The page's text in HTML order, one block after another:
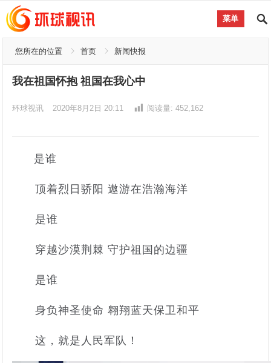
菜单
您所在的位置 首页 新闻快报
我在祖国怀抱 祖国在我心中
环球视讯 2020年8月2日 20:11 阅读量: 452,162
是谁
顶着烈日骄阳 遨游在浩瀚海洋
是谁
穿越沙漠荆棘 守护祖国的边疆
是谁
身负神圣使命 翱翔蓝天保卫和平
这，就是人民军队！